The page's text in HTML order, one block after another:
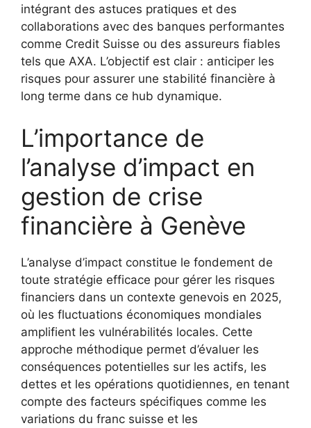
intégrant des astuces pratiques et des
collaborations avec des banques performantes
comme Credit Suisse ou des assureurs fiables
tels que AXA. L’objectif est clair : anticiper les
risques pour assurer une stabilité financière à
long terme dans ce hub dynamique.
L’importance de
l’analyse d’impact en
gestion de crise
financière à Genève
L’analyse d’impact constitue le fondement de
toute stratégie efficace pour gérer les risques
financiers dans un contexte genevois en 2025,
où les fluctuations économiques mondiales
amplifient les vulnérabilités locales. Cette
approche méthodique permet d’évaluer les
conséquences potentielles sur les actifs, les
dettes et les opérations quotidiennes, en tenant
compte des facteurs spécifiques comme les
variations du franc suisse et les